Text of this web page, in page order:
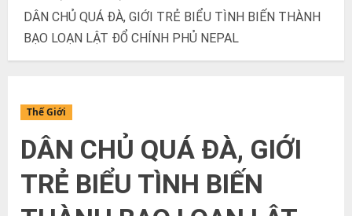
DÂN CHỦ QUÁ ĐÀ, GIỚI TRẺ BIỂU TÌNH BIẾN THÀNH
BẠO LOẠN LẬT ĐỔ CHÍNH PHỦ NEPAL
Thế Giới
DÂN CHỦ QUÁ ĐÀ, GIỚI
TRẺ BIỂU TÌNH BIẾN